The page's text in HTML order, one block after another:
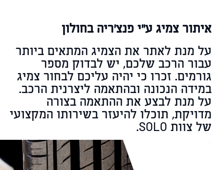
איתור צמיג ע"י פנצ'ריה בחולון
על מנת לאתר את הצמיג המתאים ביותר
עבור הרכב שלכם, יש לבדוק מספר
גורמים. זכרו כי יהיה עליכם לבחור צמיג
במידה הנכונה ובהתאמה ליצרנית הרכב.
על מנת לבצע את ההתאמה בצורה
מדויקת, תוכלו להיעזר בשירותו המקצועי
של צוות SOLO
.